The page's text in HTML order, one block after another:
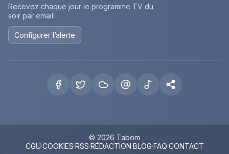
Recevez chaque jour le programme TV du
soir par email
Configurer l’alerte
© 2026 Tabom
CGU·COOKIES·RSS·RÉDACTION·BLOG·FAQ·CONTACT